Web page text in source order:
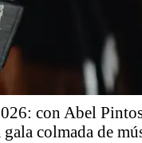
con Abel
gala colmada de